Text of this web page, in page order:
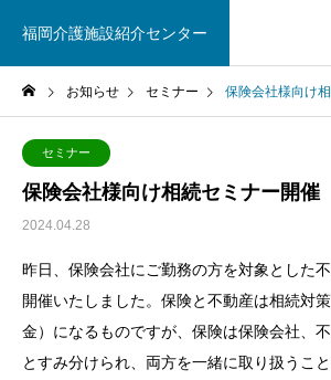
福岡介護施設紹介センター
お知らせ セミナー 保険会社様向け
セミナー
保険会社様向け相続セミナー開催
2024.04.28
昨日、保険会社にご勤務の方を対象とした
開催いたしました。保険と不動産は相続対
金）になるものですが、保険は保険会社、不
とすみ分けられ、両方を一緒に取り扱うこ